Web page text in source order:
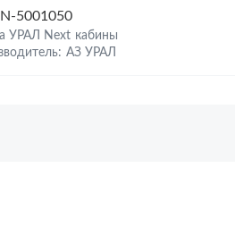
5001050
УРАЛ Next кабины
АЗ УРАЛ